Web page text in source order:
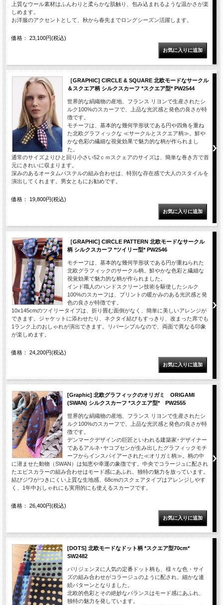
上質なウール素材はふんわりと柔らかな肌触り、包み込まれるような温かさが楽
しめます。
お洋服のアクセントとして、秋から春先までロングシーズン活躍します。
価格： 23,100円(税込)
［GRAPHIC] CIRCLE & SQUARE 北欧モードなサークル
＆スクエア柄 シルクスカーフ *スクエア型* PW2544
世界的な絹織物の産地、フランス リヨンで生産されたシ
ルク100%のスカーフで、上品な光沢感と発色の良さが特
徴です。
モチーフは、基本的な幾何学形状である円や四角を重ね
た北欧グラフィックな ≪サークルとスクエア柄≫。鮮や
かな色彩の繊細な視覚効果で魅力的な柄が作られまし
た。
通常のサイズよりひと回り小さい52ｃｍスクェアのサイズは、簡単な巻き方で首
元にきれいに収まります。
深みのあるオータムパステルの組み合わせは、特別な存在感で大人のスタイルを
演出してくれます。男女ともにお勧めです。
価格： 19,800円(税込)
［GRAPHIC] CIRCLE PATTERN 北欧モードなサークル
柄 シルクスカーフ *ツイリー型* PW2546
モチーフは、基本的な幾何学形状である円が重ねられた
北欧グラフィックのサークル柄。鮮やかな色彩と繊細な
視覚効果で魅力的な柄が作られました。
インド職人のハンドスクリーン技術を駆使したシルク
100%のスカーフは、プリントの暖かみのある光沢感と発
色の良さが特徴です。
10x145cmのツイリータイプは、折り畳む面倒がなく、簡単に美しいアレンジが
できます。ジャケットに添わせたり、ネクタイ結びもすっきり、改まった席でも
1ランク上のおしゃれが演出できます。リバーシブルなので、両面で異なる印象
が楽しめます。
価格： 24,200円(税込)
[Graphic] 北欧グラフィックのオリガミ ORIGAMI
(SWAN) シルクスカーフ *スクエア型* PW2555
世界的な絹織物の産地、フランス リヨンで生産されたシ
ルク100%のスカーフで、上品な光沢感と発色の良さが特
徴です。
デンマークデザインの巨匠といわれる建築家･デザイナー
であるアルネ･ヤコブセンが生み出したグラフィックモチ
ーフからインスパイアーされた≪オリガミ柄≫。柄の中
に潜ませた動物（SWAN）は知恵や幸運の象徴です。中央でコラージュに配され
たエピスカラーの組み合わせはモード感にあふれ、独特の魅力を放っています。
結びジワがつきにくい上質な生地感、68cmのスクェアタイプはアレンジしやす
く、1年中おしゃれにも実用的にも使えるスカーフです。
価格： 26,400円(税込)
[DOTS] 北欧モードなドット柄 *スクエア型70cm*
SW2482
パリジェンヌに人気の定番ドット柄も、様々な色・サイ
ズの組み合わせがコラージュのように配され、細かな連
続パターンとなりました。
北欧的色彩とその絶妙なバランスはモード感にあふれ、
独特の魅力を発しています。